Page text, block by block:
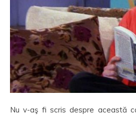
Nu v-aş fi scris despre această